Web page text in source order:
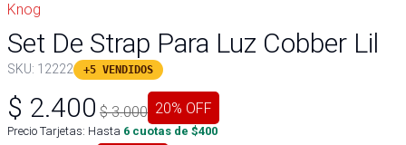
Knog
Set De Strap Para Luz Cobber Lil
SKU: 12222 +5 VENDIDOS
$ 2.400 $3.000 20% OFF
Precio Tarjetas: Hasta 6 cuotas de $400